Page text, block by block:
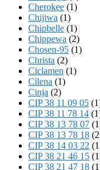
Cherokee (1)
Chijiwa (1)
Chipbelle (1)
Chippewa (2)
Chosen-95 (1)
Christa (2)
Ciclamen (1)
Cilena (1)
Cinja (2)
CIP 38 11 09 05
CIP 38 11 78 14
CIP 38 13 78 07
CIP 38 13 78 18
CIP 38 14 03 22
CIP 38 21 46 15
CIP 38 21 47 18